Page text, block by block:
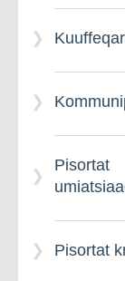
Pisortat
Pisortat